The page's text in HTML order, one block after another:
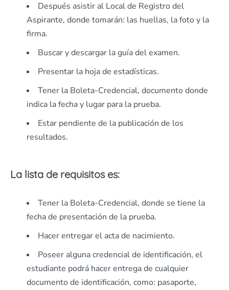
Después asistir al Local de Registro del
Aspirante, donde tomarán: las huellas, la foto y la
firma.
Buscar y descargar la guía del examen.
Presentar la hoja de estadísticas.
Tener la Boleta-Credencial, documento donde
indica la fecha y lugar para la prueba.
Estar pendiente de la publicación de los
resultados.
La lista de requisitos es:
Tener la Boleta-Credencial, donde se tiene la
fecha de presentación de la prueba.
Hacer entregar el acta de nacimiento.
Poseer alguna credencial de identificación, el
estudiante podrá hacer entrega de cualquier
documento de identificación, como: pasaporte,